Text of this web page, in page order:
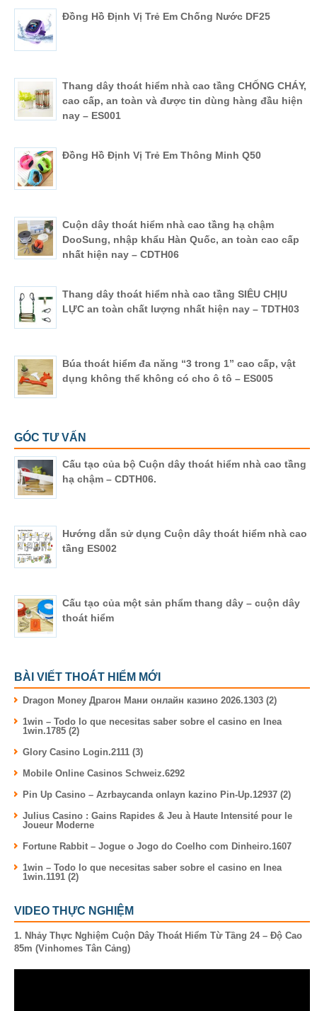
Đồng Hồ Định Vị Trẻ Em Chống Nước DF25
Thang dây thoát hiểm nhà cao tầng CHỐNG CHÁY,
cao cấp, an toàn và được tin dùng hàng đầu hiện
nay – ES001
Đồng Hồ Định Vị Trẻ Em Thông Minh Q50
Cuộn dây thoát hiểm nhà cao tầng hạ chậm
DooSung, nhập khẩu Hàn Quốc, an toàn cao cấp
nhất hiện nay – CDTH06
Thang dây thoát hiểm nhà cao tầng SIÊU CHỊU
LỰC an toàn chất lượng nhất hiện nay – TDTH03
Búa thoát hiểm đa năng “3 trong 1” cao cấp, vật
dụng không thể không có cho ô tô – ES005
GÓC TƯ VẤN
Cấu tạo của bộ Cuộn dây thoát hiểm nhà cao tầng
hạ chậm – CDTH06.
Hướng dẫn sử dụng Cuộn dây thoát hiểm nhà cao
tầng ES002
Cấu tạo của một sản phẩm thang dây – cuộn dây
thoát hiểm
BÀI VIẾT THOÁT HIỂM MỚI
Dragon Money Драгон Мани онлайн казино 2026.1303 (2)
1win – Todo lo que necesitas saber sobre el casino en lnea
1win.1785 (2)
Glory Casino Login.2111 (3)
Mobile Online Casinos Schweiz.6292
Pin Up Casino – Azrbaycanda onlayn kazino Pin-Up.12937 (2)
Julius Casino : Gains Rapides & Jeu à Haute Intensité pour le
Joueur Moderne
Fortune Rabbit – Jogue o Jogo do Coelho com Dinheiro.1607
1win – Todo lo que necesitas saber sobre el casino en lnea
1win.1191 (2)
VIDEO THỰC NGHIỆM
1. Nhảy Thực Nghiệm Cuộn Dây Thoát Hiểm Từ Tầng 24 – Độ Cao
85m (Vinhomes Tân Cảng)